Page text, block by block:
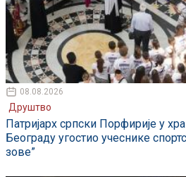
08.08.2026
Друштво
Патријарх српски Порфирије у
Београду угостио учеснике
зове”